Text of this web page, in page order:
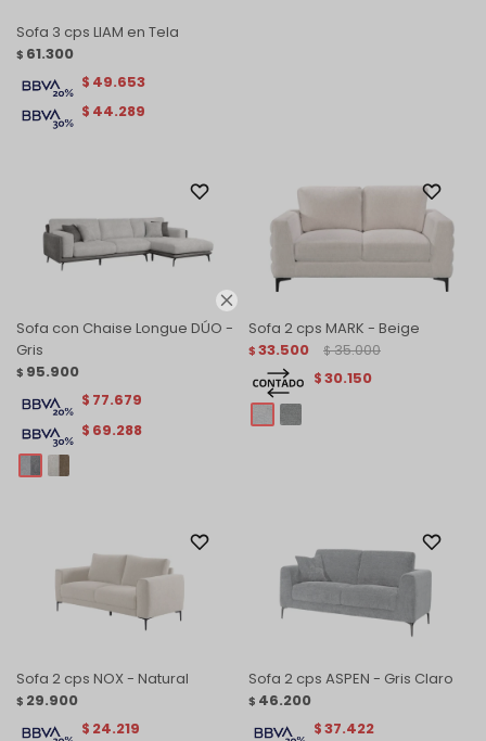

Sofa 3 cps LIAM en Tela
$ 61.300
$ 44.289
$ 49.653
Sofa con Chaise Longue DÚO -
Gris
$ 95.900
$ 69.288
$ 77.679
Sofa 2 cps MARK - Beige
$ 33.500 $ 35.000
$30.150
Sofa 2 cps NOX - Natural
$ 29.900
$ 24.219
Sofa 2 cps ASPEN - Gris Claro
$ 46.200
$37.422